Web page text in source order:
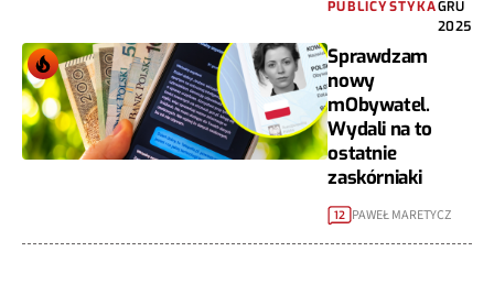
PUBLICYSTYKAGRU
2025
Sprawdzam
nowy
mObywatel.
Wydali na to
ostatnie
zaskórniaki
12 PAWEŁ MARETYCZ